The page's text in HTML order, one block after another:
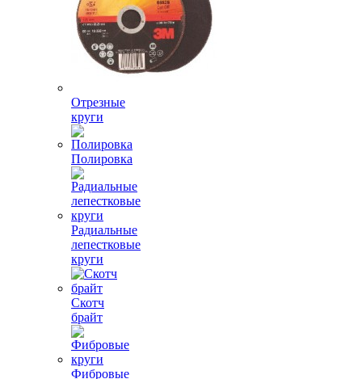
Отрезные
круги
Полировка
Радиальные
лепестковые
круги
Скотч
брайт
Фибровые